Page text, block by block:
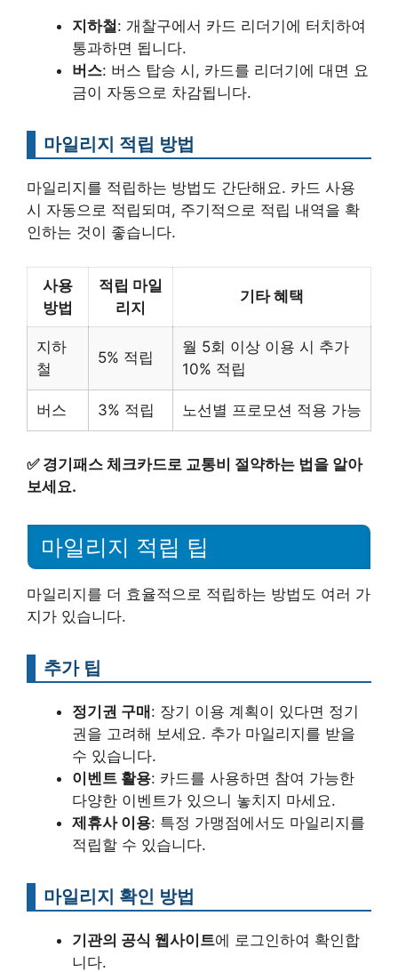
지하철: 개찰구에서 카드 리더기에 터치하여
통과하면 됩니다.
버스: 버스 탑승 시, 카드를 리더기에 대면 요
금이 자동으로 차감됩니다.
마일리지 적립 방법
마일리지를 적립하는 방법도 간단해요. 카드 사용
시 자동으로 적립되며, 주기적으로 적립 내역을 확
인하는 것이 좋습니다.
사용
방법
적립 마일
리지
기타 혜택
지하
철
5% 적립
월 5회 이상 이용 시 추가
10% 적립
버스 3% 적립 노선별 프로모션 적용 가능
✅ 경기패스 체크카드로 교통비 절약하는 법을 알아
보세요.
마일리지 적립 팁
마일리지를 더 효율적으로 적립하는 방법도 여러 가
지가 있습니다.
추가 팁
정기권 구매 : 장기 이용 계획이 있다면 정기
권을 고려해 보세요. 추가 마일리지를 받을
수 있습니다.
이벤트 활용: 카드를 사용하면 참여 가능한
다양한 이벤트가 있으니 놓치지 마세요.
제휴사 이용: 특정 가맹점에서도 마일리지를
적립할 수 있습니다.
마일리지 확인 방법
기관의 공식 웹사이트에 로그인하여 확인합
니다.